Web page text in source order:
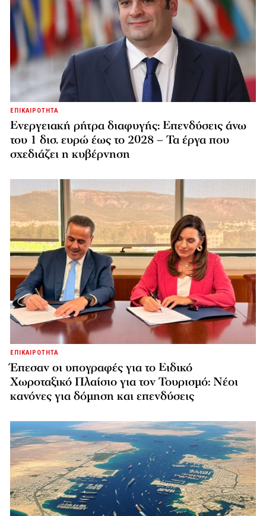
ΕΠΙΚΑΙΡΟΤΗΤΑ
Ενεργειακή ρήτρα διαφυγής: Επενδύσεις άνω
του 1 δισ. ευρώ έως το 2028 – Τα έργα που
σχεδιάζει η κυβέρνηση
ΕΠΙΚΑΙΡΟΤΗΤΑ
Έπεσαν οι υπογραφές για το Ειδικό
Χωροταξικό Πλαίσιο για τον Τουρισμό: Νέοι
κανόνες για δόμηση και επενδύσεις